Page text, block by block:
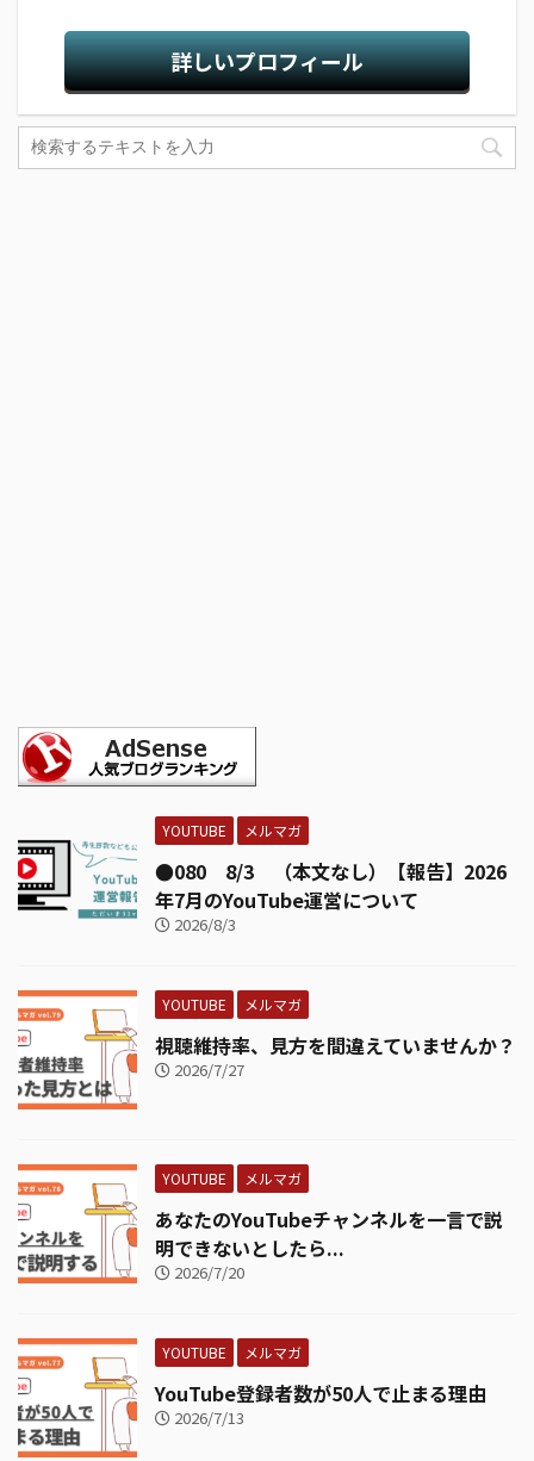
詳しいプロフィール
YOUTUBE メルマガ
●080 8/3 （本文なし）【報告】2026
年7月のYouTube運営について
2026/8/3
YOUTUBE メルマガ
視聴維持率、見方を間違えていませんか？
2026/7/27
YOUTUBE メルマガ
あなたのYouTubeチャンネルを一言で説
明できないとしたら...
2026/7/20
YOUTUBE メルマガ
YouTube登録者数が50人で止まる理由
2026/7/13